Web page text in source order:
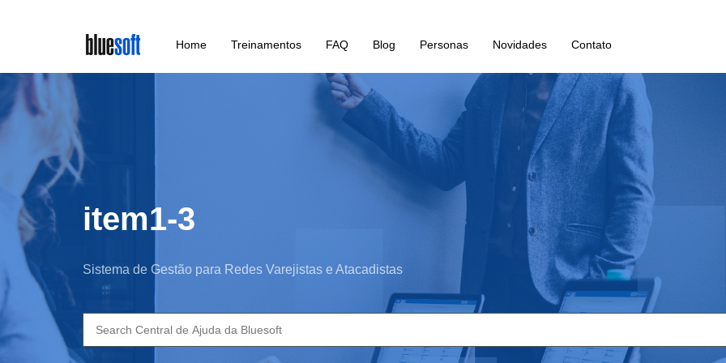
main
content
Home Treinamentos FAQ Blog Personas Novidades Contato
item1-3
Sistema de Gestão para Redes Varejistas e Atacadistas
Search
for: